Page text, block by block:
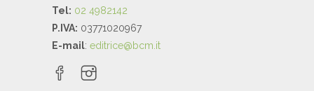
Tel: 02 4982142
P.IVA: 03771020967
E-mail: editrice@bcm.it